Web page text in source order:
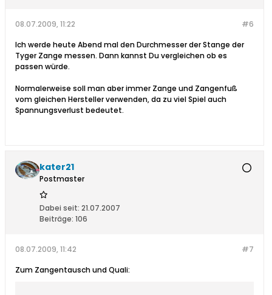
#6
08.07.2009, 11:22
Ich werde heute Abend mal den Durchmesser der Stange der
Tyger Zange messen. Dann kannst Du vergleichen ob es
passen würde.
Normalerweise soll man aber immer Zange und Zangenfuß
vom gleichen Hersteller verwenden, da zu viel Spiel auch
Spannungsverlust bedeutet.
kater21
Postmaster
Dabei seit: 21.07.2007
Beiträge: 106
#7
08.07.2009, 11:42
Zum Zangentausch und Quali: